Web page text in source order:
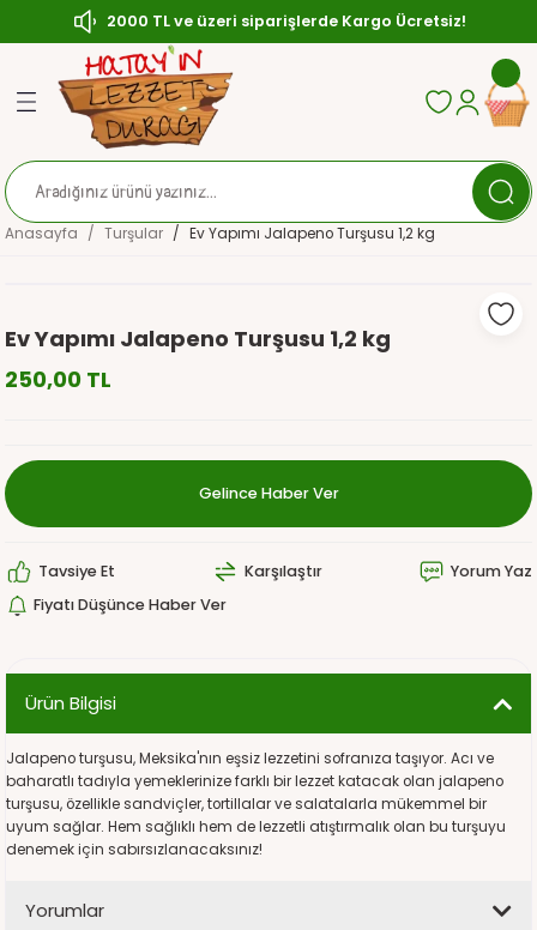
2000 TL ve üzeri siparişlerde Kargo Ücretsiz!
Geri Dön
Geri Dön
(Çerezlik) Zeytin
Geri Dön
Anasayfa Turşular Ev Yapımı Jalapeno Turşusu 1,2 kg
Ev Yapımı Jalapeno Turşusu 1,2 kg
250,00 TL
Gelince Haber Ver
Tavsiye Et Karşılaştır
Yorum Yaz
Fiyatı Düşünce Haber Ver
Ürün Bilgisi
Jalapeno turşusu, Meksika'nın eşsiz lezzetini sofranıza taşıyor. Acı ve
baharatlı tadıyla yemeklerinize farklı bir lezzet katacak olan jalapeno
turşusu, özellikle sandviçler, tortillalar ve salatalarla mükemmel bir
uyum sağlar. Hem sağlıklı hem de lezzetli atıştırmalık olan bu turşuyu
denemek için sabırsızlanacaksınız!
Yorumlar